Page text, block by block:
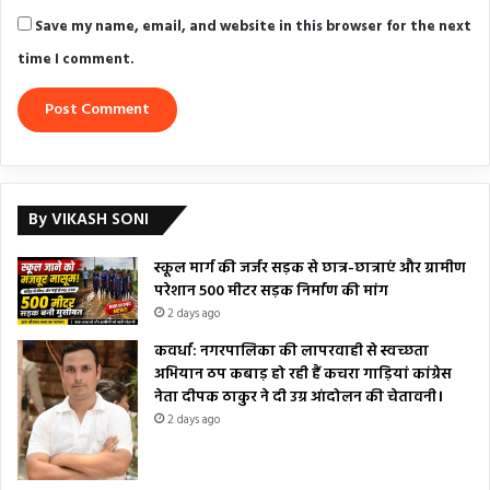
Save my name, email, and website in this browser for the next
time I comment.
By VIKASH SONI
स्कूल मार्ग की जर्जर सड़क से छात्र-छात्राएं और ग्रामीण
परेशान 500 मीटर सड़क निर्माण की मांग
2 days ago
कवर्धा: नगरपालिका की लापरवाही से स्वच्छता
अभियान ठप कबाड़ हो रही हैं कचरा गाड़ियां कांग्रेस
नेता दीपक ठाकुर ने दी उग्र आंदोलन की चेतावनी।
2 days ago